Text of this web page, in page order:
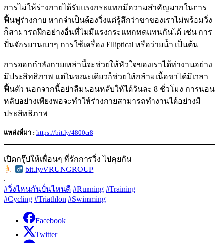
การไม่ให้ร่างกายได้รับแรงกระแทกมีความสำคัญมากในการ
ฟื้นฟูร่างกาย หากจำเป็นต้องวิ่งแต่รู้สึกว่าขาของเราไม่พร้อมวิ่ง
ก็สามารถฝึกอย่างอื่นที่ไม่มีแรงกระแทกทดแทนกันได้ เช่น การ
ปั่นจักรยานเบาๆ การใช้เครื่อง Elliptical หรือว่ายน้ำ เป็นต้น
การออกกำลังกายเหล่านี้จะช่วยให้หัวใจของเราได้ทำงานอย่าง
มีประสิทธิภาพ แต่ในขณะเดียวก็ช่วยให้กล้ามเนื้อขาได้มีเวลา
ฟื้นตัว นอกจากนี้อย่าลืมนอนหลับให้ได้วันละ 8 ชั่วโมง การนอน
หลับอย่างเพียงพอจะทำให้ร่างกายสามารถทำงานได้อย่างมี
ประสิทธิภาพ
แหล่งที่มา : https://bit.ly/4800cr8
เปิดกรุ๊ปให้เพื่อนๆ ที่รักการวิ่ง ไปคุยกัน
bit.ly/VRUNGROUP
.
#วิ่งไหนกันปั่นไหนดี #Running #Training
#Cycling #Triathlon #Swimming
Facebook
Twitter